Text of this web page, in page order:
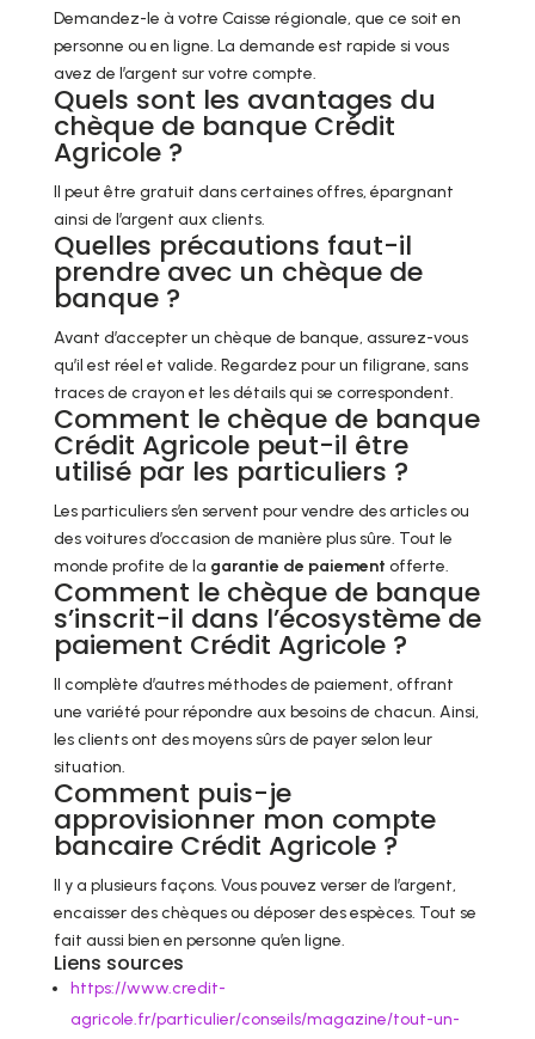
Demandez-le à votre Caisse régionale, que ce soit en
personne ou en ligne. La demande est rapide si vous
avez de l’argent sur votre compte.
Quels sont les avantages du
chèque de banque Crédit
Agricole ?
Il peut être gratuit dans certaines offres, épargnant
ainsi de l’argent aux clients.
Quelles précautions faut-il
prendre avec un chèque de
banque ?
Avant d’accepter un chèque de banque, assurez-vous
qu’il est réel et valide. Regardez pour un filigrane, sans
traces de crayon et les détails qui se correspondent.
Comment le chèque de banque
Crédit Agricole peut-il être
utilisé par les particuliers ?
Les particuliers s’en servent pour vendre des articles ou
des voitures d’occasion de manière plus sûre. Tout le
monde profite de la garantie de paiement offerte.
Comment le chèque de banque
s’inscrit-il dans l’écosystème de
paiement Crédit Agricole ?
Il complète d’autres méthodes de paiement, offrant
une variété pour répondre aux besoins de chacun. Ainsi,
les clients ont des moyens sûrs de payer selon leur
situation.
Comment puis-je
approvisionner mon compte
bancaire Crédit Agricole ?
Il y a plusieurs façons. Vous pouvez verser de l’argent,
encaisser des chèques ou déposer des espèces. Tout se
fait aussi bien en personne qu’en ligne.
Liens sources
https://www.credit-
agricole.fr/particulier/conseils/magazine/tout-un-